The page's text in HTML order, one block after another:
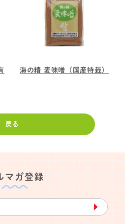
海の精 麦味噌（国産特栽）
戻る
マガ登録
▶︎